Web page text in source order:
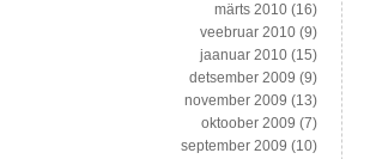
märts 2010 (16)
veebruar 2010 (9)
jaanuar 2010 (15)
detsember 2009 (9)
november 2009 (13)
oktoober 2009 (7)
september 2009 (10)